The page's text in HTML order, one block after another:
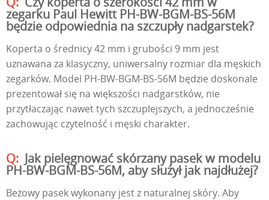
zegarku Paul Hewitt PH-BW-BGM-BS-56M
będzie odpowiednia na szczupły nadgarstek?
Koperta o średnicy 42 mm i grubości 9 mm jest
uznawana za klasyczny, uniwersalny rozmiar dla męskich
zegarków. Model PH-BW-BGM-BS-56M będzie doskonale
prezentował się na większości nadgarstków, nie
przytłaczając nawet tych szczuplejszych, a jednocześnie
zachowując czytelność i męski charakter.
Jak pielęgnować skórzany pasek w modelu
PH-BW-BGM-BS-56M, aby służył jak najdłużej?
Beżowy pasek wykonany jest z naturalnej skóry. Aby